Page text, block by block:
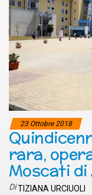
23 Ottobre 2018
rara,
Moscati di
DiTIZIANA URCIUOLI